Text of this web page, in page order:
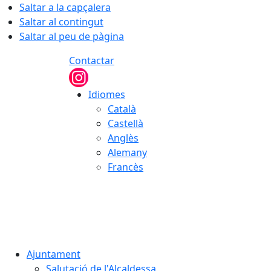
Saltar a la capçalera
Saltar al contingut
Saltar al peu de pàgina
Contactar
Idiomes
Català
Castellà
Anglès
Alemany
Francès
Ajuntament